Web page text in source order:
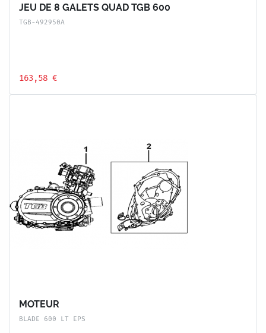
JEU DE 8 GALETS QUAD TGB 600
TGB-492950A
163,58 €
MOTEUR
BLADE 600 LT EPS